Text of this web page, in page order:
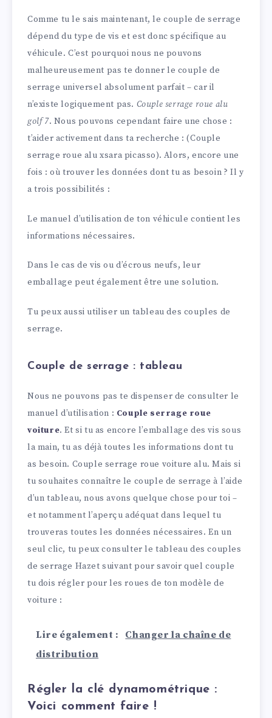
Comme tu le sais maintenant, le couple de serrage
dépend du type de vis et est donc spécifique au
véhicule. C’est pourquoi nous ne pouvons
malheureusement pas te donner le couple de
serrage universel absolument parfait – car il
n’existe logiquement pas. Couple serrage roue alu
golf 7. Nous pouvons cependant faire une chose :
t’aider activement dans ta recherche : (Couple
serrage roue alu xsara picasso). Alors, encore une
fois : où trouver les données dont tu as besoin ? Il y
a trois possibilités :
Le manuel d’utilisation de ton véhicule contient les
informations nécessaires.
Dans le cas de vis ou d’écrous neufs, leur
emballage peut également être une solution.
Tu peux aussi utiliser un tableau des couples de
serrage.
Couple de serrage : tableau
Nous ne pouvons pas te dispenser de consulter le
manuel d’utilisation : Couple serrage roue
voiture. Et si tu as encore l’emballage des vis sous
la main, tu as déjà toutes les informations dont tu
as besoin. Couple serrage roue voiture alu. Mais si
tu souhaites connaître le couple de serrage à l’aide
d’un tableau, nous avons quelque chose pour toi –
et notamment l’aperçu adéquat dans lequel tu
trouveras toutes les données nécessaires. En un
seul clic, tu peux consulter le tableau des couples
de serrage Hazet suivant pour savoir quel couple
tu dois régler pour les roues de ton modèle de
voiture :
Lire également :
Changer la chaîne de
distribution
Régler la clé dynamométrique :
Voici comment faire !